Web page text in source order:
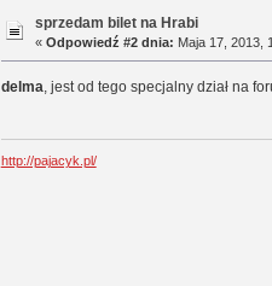
sprzedam bilet na Hrabi
« Odpowiedź #2 dnia: Maja 17, 2013,
delma, jest od tego specjalny dział na
http://pajacyk.pl/